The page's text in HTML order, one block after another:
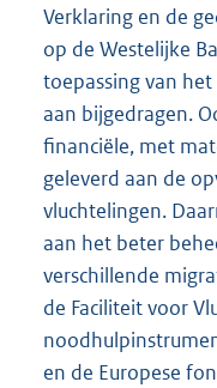
Verklaring en de
op de Westelijke
toepassing van
aan bijgedragen.
financiële, met
geleverd aan de
vluchtelingen.
aan het beter
verschillende
de Faciliteit voor
noodhulp
en de Europese